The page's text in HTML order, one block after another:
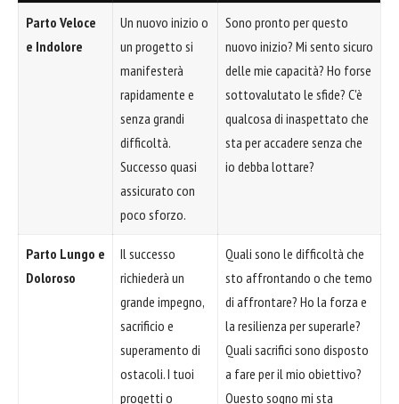
Parto Veloce
e Indolore
Un nuovo inizio o
un progetto si
manifesterà
rapidamente e
senza grandi
difficoltà.
Successo quasi
assicurato con
poco sforzo.
Sono pronto per questo
nuovo inizio? Mi sento sicuro
delle mie capacità? Ho forse
sottovalutato le sfide? C'è
qualcosa di inaspettato che
sta per accadere senza che
io debba lottare?
Parto Lungo e
Doloroso
Il successo
richiederà un
grande impegno,
sacrificio e
superamento di
ostacoli. I tuoi
progetti o
Quali sono le difficoltà che
sto affrontando o che temo
di affrontare? Ho la forza e
la resilienza per superarle?
Quali sacrifici sono disposto
a fare per il mio obiettivo?
Questo sogno mi sta